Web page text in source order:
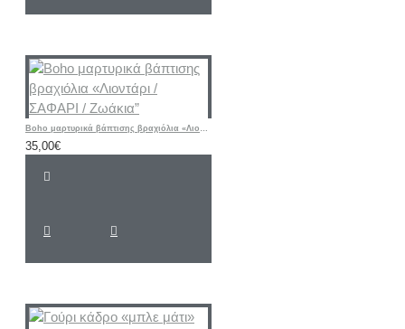
Boho μαρτυρικά βάπτισης βραχιόλια «Λιοντάρι / ΣΑΦΑΡΙ / Ζωάκια”
35,00€